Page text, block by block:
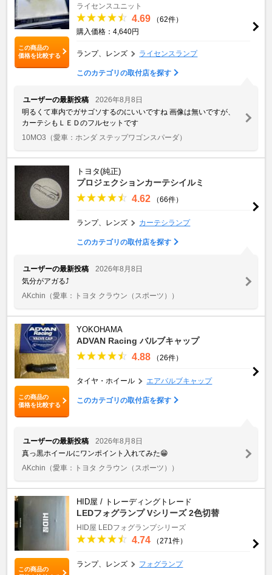
この商品の
価格を比較する
ライセンスユニット
4.69
（62件）
購入価格：4,640円
ランプ、レンズ ライセンスランプ
このカテゴリの取付店を探す
ユーザーの最新投稿
2026年8月8日
明るくて車内でガサゴソするのにいいですね 画像は無いですが、
カーテシもＬＥＤのフルセットです
10MO3 （愛車：ホンダ ステップワゴンスパーダ）
トヨタ(純正)
プロジェクションカーテシイルミ
4.62 （66件）
ランプ、レンズ カーテシランプ
このカテゴリの取付店を探す
ユーザーの最新投稿
2026年8月8日
気分がアガる⤴️
AKchin （愛車：トヨタ クラウン（スポーツ））
この商品の
価格を比較する
YOKOHAMA
ADVAN Racing バルブキャップ
4.88 （26件）
タイヤ・ホイール エアバルブキャップ
このカテゴリの取付店を探す
ユーザーの最新投稿
2026年8月8日
真っ黒ホイールにワンポイント入れてみた😁
AKchin （愛車：トヨタ クラウン（スポーツ））
この商品の
HID屋 / トレーディングトレード
LEDフォグランプ Vシリーズ 2色切替
HID屋 LEDフォグランプシリーズ
4.74 （271件）
ランプ、レンズ フォグランプ